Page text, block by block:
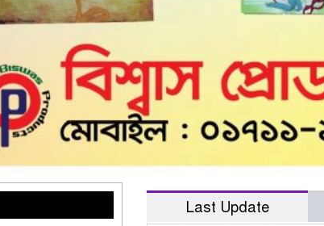
Last Update